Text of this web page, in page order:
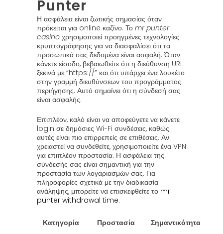
Punter
Η ασφάλεια είναι ζωτικής σημασίας όταν
πρόκειται για online καζίνο. Το mr punter
casino χρησιμοποιεί προηγμένες τεχνολογίες
κρυπτογράφησης για να διασφαλίσει ότι τα
προσωπικά σας δεδομένα είναι ασφαλή. Όταν
κάνετε είσοδο, βεβαιωθείτε ότι η διεύθυνση URL
ξεκινά με “https://” και ότι υπάρχει ένα λουκέτο
στην γραμμή διευθύνσεων του προγράμματος
περιήγησης. Αυτό σημαίνει ότι η σύνδεσή σας
είναι ασφαλής.
Επιπλέον, καλό είναι να αποφεύγετε να κάνετε
login σε δημόσιες Wi-Fi συνδέσεις, καθώς
αυτές είναι πιο επιρρεπείς σε επιθέσεις. Αν
χρειαστεί να συνδεθείτε, χρησιμοποιείτε ένα VPN
για επιπλέον προστασία. Η ασφάλεια της
σύνδεσής σας είναι σημαντική για την
προστασία των λογαριασμών σας. Για
πληροφορίες σχετικά με την διαδικασία
ανάληψης, μπορείτε να επισκεφθείτε το mr
punter withdrawal time.
Κατηγορία Προστασία
Σημαντικότητα